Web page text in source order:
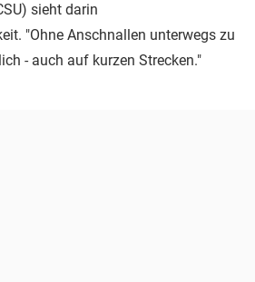
sieht darin
"Ohne Anschnallen unterwegs zu
- auch auf kurzen Strecken."